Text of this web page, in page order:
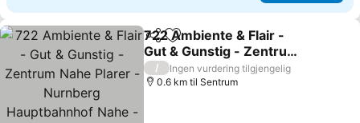
Del Legg til i favoritter
722 Ambiente & Flair -
Gut & Gunstig - Zentrum
Nahe Plarer - Nurnberg
Hauptbahnhof Nahe -
Se priser
/
Ingen vurdering tilgjengelig
0.6 km til Sentrum